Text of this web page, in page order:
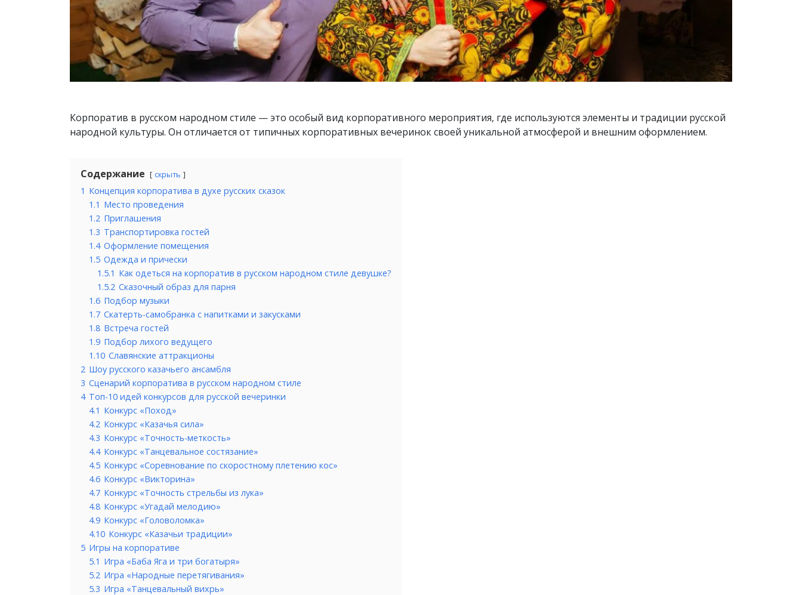
Корпоратив в русском народном стиле — это особый вид корпоративного мероприятия, где используются элементы и традиции русской
народной культуры. Он отличается от типичных корпоративных вечеринок своей уникальной атмосферой и внешним оформлением.
Содержание скрыть
1 Концепция корпоратива в духе русских сказок
1.1 Место проведения
1.2 Приглашения
1.3 Транспортировка гостей
1.4 Оформление помещения
1.5 Одежда и прически
1.5.1 Как одеться на корпоратив в русском народном стиле девушке?
1.5.2 Сказочный образ для парня
1.6 Подбор музыки
1.7 Скатерть-самобранка с напитками и закусками
1.8 Встреча гостей
1.9 Подбор лихого ведущего
1.10 Славянские аттракционы
2 Шоу русского казачьего ансамбля
3 Сценарий корпоратива в русском народном стиле
4 Топ-10 идей конкурсов для русской вечеринки
4.1 Конкурс «Поход»
4.2 Конкурс «Казачья сила»
4.3 Конкурс «Точность-меткость»
4.4 Конкурс «Танцевальное состязание»
4.5 Конкурс «Соревнование по скоростному плетению кос»
4.6 Конкурс «Викторина»
4.7 Конкурс «Точность стрельбы из лука»
4.8 Конкурс «Угадай мелодию»
4.9 Конкурс «Головоломка»
4.10 Конкурс «Казачьи традиции»
5 Игры на корпоративе
5.1 Игра «Баба Яга и три богатыря»
5.2 Игра «Народные перетягивания»
5.3 Игра «Танцевальный вихрь»